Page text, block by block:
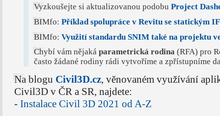
Vyzkoušejte si aktualizovanou podobuProject
BIMfo:Příklad spolupráce v Revitu se statickým
BIMfo:Využití standardu SNIM také na projektu
Chybí vám nějakáparametrická rodina (RFA) pro
často žádané rodiny rádi vytvoříme a zpřístupníme
Na blogu Civil3D.cz, věnovaném využívání
Civil3D v ČR a SR, najdete:
- Instalace Civil 3D 2021 od A-Z